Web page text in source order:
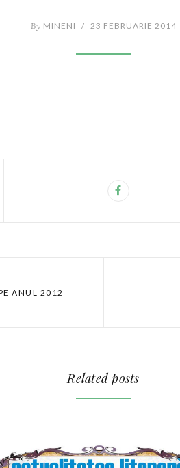
By MINENI / 23 FEBRUARIE 2014
ANUL 2012
Related posts